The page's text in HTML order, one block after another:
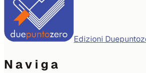
Edizioni
Naviga